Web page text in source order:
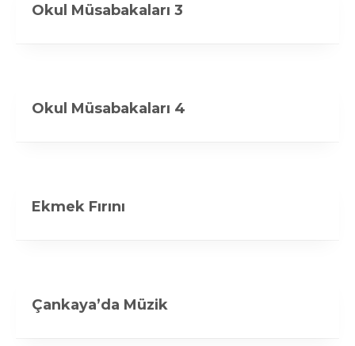
Okul Müsabakaları 3
Okul Müsabakaları 4
Ekmek Fırını
Çankaya’da Müzik